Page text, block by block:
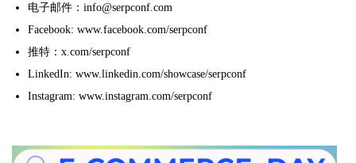
电子邮件：info@serpconf.com
Facebook: www.facebook.com/serpconf
推特：x.com/serpconf
LinkedIn: www.linkedin.com/showcase/serpconf
Instagram: www.instagram.com/serpconf